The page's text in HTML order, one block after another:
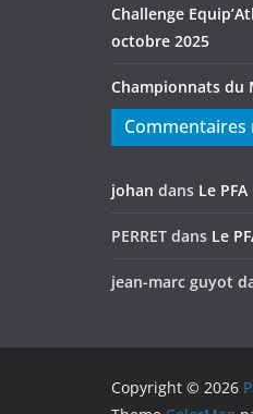
Challenge
octobre 2025
Championnats du
Commentaires
johan dans Le
PERRET dans Le
jean-marc guyot
Copyright © 2026